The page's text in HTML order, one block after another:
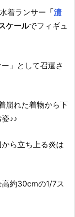
着ランサー 「清
ケールでフィギュ
」として召還さ
崩れた着物から下
♪♪
ら立ち上る炎は
約30cmの1/7ス